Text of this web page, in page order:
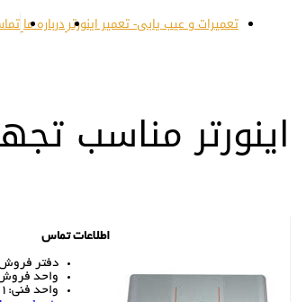
تعمیرات و عیب یابی- تعمیر اینورتردرباره ما
اینورتر مناسب
اطلاعات تماس
دفتر
واحد فروش:
واحد فنی:09357191331